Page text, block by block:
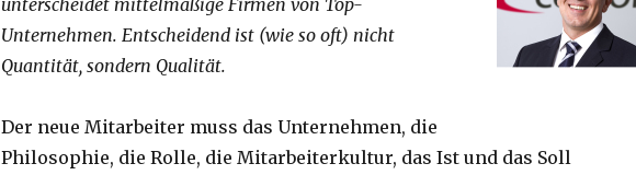
Unternehmen. Entscheidend ist (wie so oft) nicht
Quantität, sondern Qualität.
Der neue Mitarbeiter muss das Unternehmen, die
Philosophie, die Rolle, die Mitarbeiterkultur, das Ist und das Soll